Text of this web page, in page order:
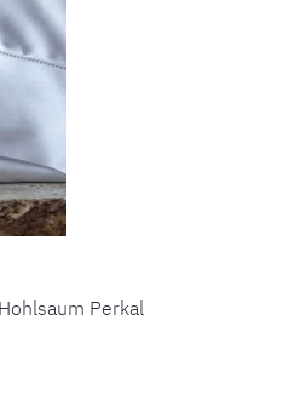
Perkal